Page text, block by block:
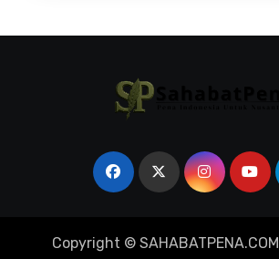
Copyright © SAHABATPENA.COM